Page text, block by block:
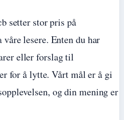
setter stor pris på
lesere. Enten du har
eller forslag til
for å lytte. Vårt mål er å gi
og din mening er